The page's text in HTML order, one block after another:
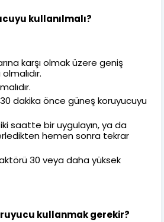
kullanılmalı?
karşı olmak üzere geniş
30 dakika önce güneş koruyucuyu
saatte bir uygulayın, ya da
hemen sonra tekrar
30 veya daha yüksek
kullanmak gerekir?